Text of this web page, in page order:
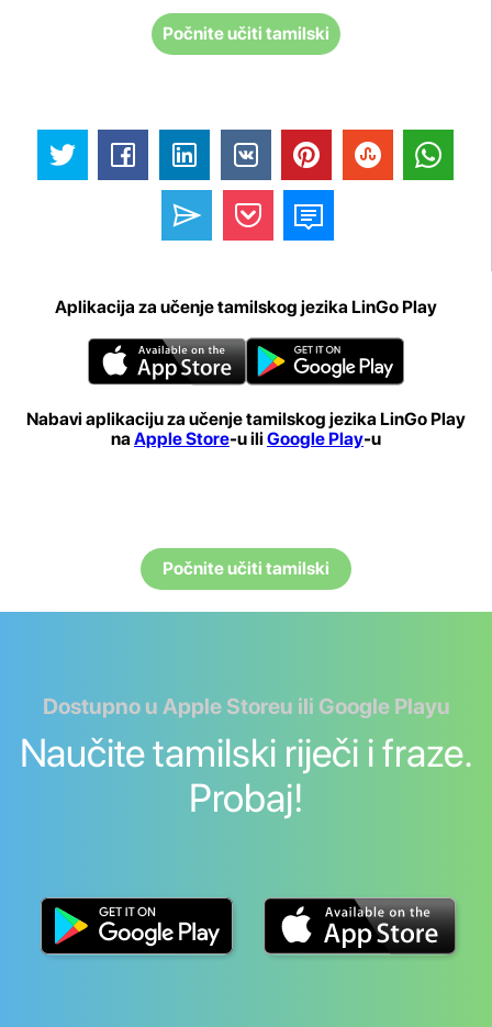
Počnite učiti tamilski
Aplikacija za učenje tamilskog jezika LinGo Play
Nabavi aplikaciju za učenje tamilskog jezika LinGo Play
na Apple Store-u ili Google Play-u
Počnite učiti tamilski
Dostupno u Apple Storeu ili Google Playu
Naučite tamilski riječi i fraze.
Probaj!